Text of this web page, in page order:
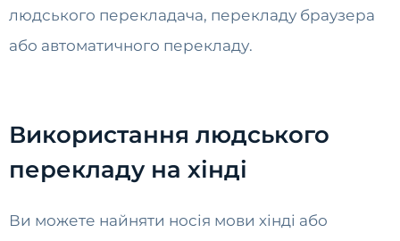
людського перекладача, перекладу браузера
або автоматичного перекладу.
Використання людського
перекладу на хінді
Ви можете найняти носія мови хінді або